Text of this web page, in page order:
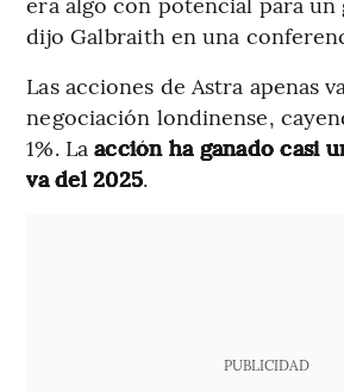
dijo Galbraith en una
Las acciones de Astra apenas
negociación londinense,
1%. La acción ha ganado casi
va del 2025.
PUBLICIDAD